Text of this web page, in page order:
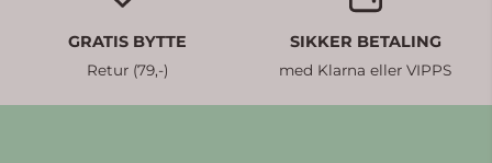
GRATIS BYTTE
Retur (79,-)
SIKKER BETALING
med Klarna eller VIPPS